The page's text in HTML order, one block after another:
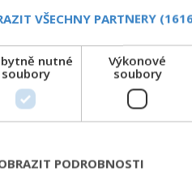
VŠECHNY PARTNERY
nutné
soubory
Výkonové
soubory
PODROBNOSTI